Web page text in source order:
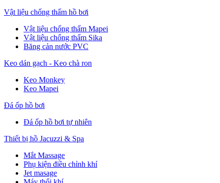
Vật liệu chống thấm hồ bơi
Vật liệu chống thấm Mapei
Vật liệu chống thấm Sika
Băng cản nước PVC
Keo dán gạch - Keo chà ron
Keo Monkey
Keo Mapei
Đá ốp hồ bơi
Đá ốp hồ bơi tự nhiên
Thiết bị hồ Jacuzzi & Spa
Mắt Massage
Phụ kiện điều chỉnh khí
Jet masage